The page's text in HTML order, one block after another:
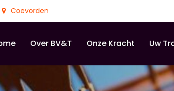
Coevorden
Over BV&T Onze Kracht Uw